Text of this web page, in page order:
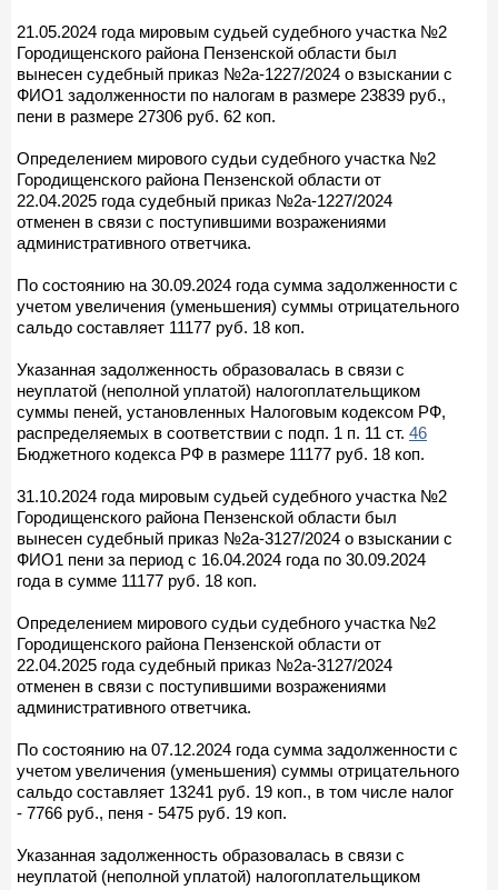
21.05.2024 года мировым судьей судебного участка №2
Городищенского района Пензенской области был
вынесен судебный приказ №2а-1227/2024 о взыскании с
ФИО1 задолженности по налогам в размере 23839 руб.,
пени в размере 27306 руб. 62 коп.
Определением мирового судьи судебного участка №2
Городищенского района Пензенской области от
22.04.2025 года судебный приказ №2а-1227/2024
отменен в связи с поступившими возражениями
административного ответчика.
По состоянию на 30.09.2024 года сумма задолженности с
учетом увеличения (уменьшения) суммы отрицательного
сальдо составляет 11177 руб. 18 коп.
Указанная задолженность образовалась в связи с
неуплатой (неполной уплатой) налогоплательщиком
суммы пеней, установленных Налоговым кодексом РФ,
распределяемых в соответствии с подп. 1 п. 11 ст. 46
Бюджетного кодекса РФ в размере 11177 руб. 18 коп.
31.10.2024 года мировым судьей судебного участка №2
Городищенского района Пензенской области был
вынесен судебный приказ №2а-3127/2024 о взыскании с
ФИО1 пени за период с 16.04.2024 года по 30.09.2024
года в сумме 11177 руб. 18 коп.
Определением мирового судьи судебного участка №2
Городищенского района Пензенской области от
22.04.2025 года судебный приказ №2а-3127/2024
отменен в связи с поступившими возражениями
административного ответчика.
По состоянию на 07.12.2024 года сумма задолженности с
учетом увеличения (уменьшения) суммы отрицательного
сальдо составляет 13241 руб. 19 коп., в том числе налог
- 7766 руб., пеня - 5475 руб. 19 коп.
Указанная задолженность образовалась в связи с
неуплатой (неполной уплатой) налогоплательщиком